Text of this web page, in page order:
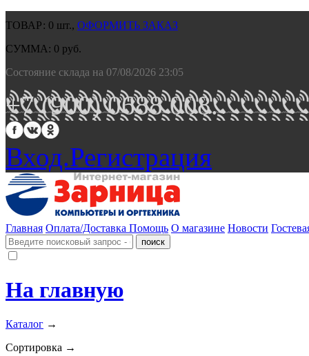
ТОВАР: 0 шт., ОФОРМИТЬ ЗАКАЗ
СУММА: 0 руб.
Состояние склада на 07/08/2026 23:05
+7 (900) 0688 008.
Вход.Регистрация
Главная Оплата/Доставка Помощь О магазине Новости
На главную
Каталог →
Сортировка →